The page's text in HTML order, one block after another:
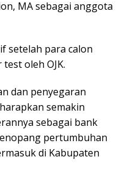
MA sebagai anggota
setelah para calon
oleh OJK.
dan penyegaran
semakin
sebagai bank
pertumbuhan
di Kabupaten